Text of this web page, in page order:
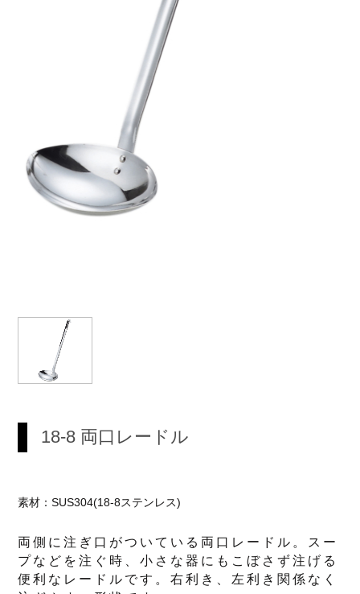
18-8 両口レードル
素材：SUS304(18-8ステンレス)
両側に注ぎ口がついている両口レードル。スー
プなどを注ぐ時、小さな器にもこぼさず注げる
便利なレードルです。右利き、左利き関係なく